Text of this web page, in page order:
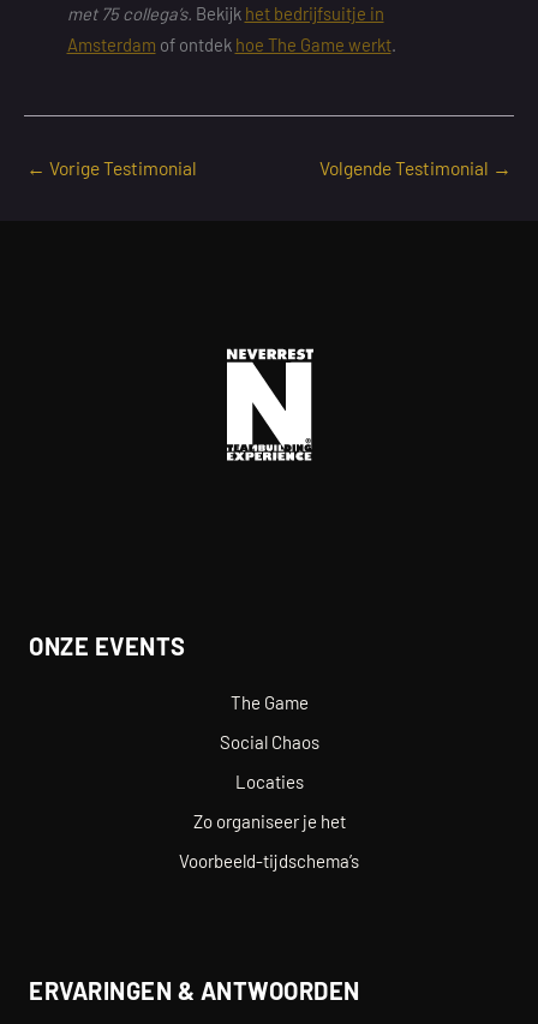
met 75 collega’s. Bekijk het bedrijfsuitje in
Amsterdam of ontdek hoe The Game werkt.
← Vorige Testimonial Volgende Testimonial →
ONZE EVENTS
The Game
Social Chaos
Locaties
Zo organiseer je het
Voorbeeld-tijdschema’s
ERVARINGEN & ANTWOORDEN